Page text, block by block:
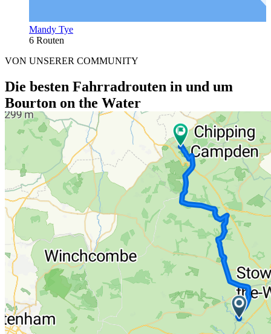
Mandy Tye
6 Routen
VON UNSERER COMMUNITY
Die besten Fahrradrouten in und um
Bourton on the Water